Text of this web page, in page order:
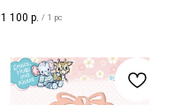
1 100 р. / 1 pc